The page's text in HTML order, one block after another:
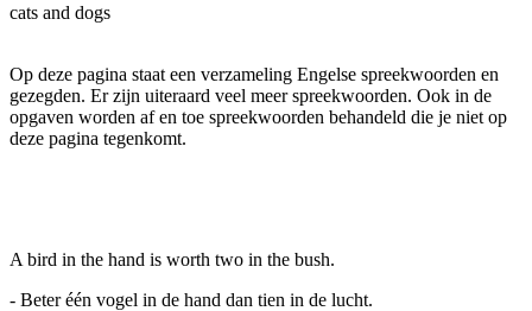
cats and dogs
Op deze pagina staat een verzameling Engelse spreekwoorden en
gezegden. Er zijn uiteraard veel meer spreekwoorden. Ook in de
opgaven worden af en toe spreekwoorden behandeld die je niet op
deze pagina tegenkomt.
A bird in the hand is worth two in the bush.
- Beter één vogel in de hand dan tien in de lucht.